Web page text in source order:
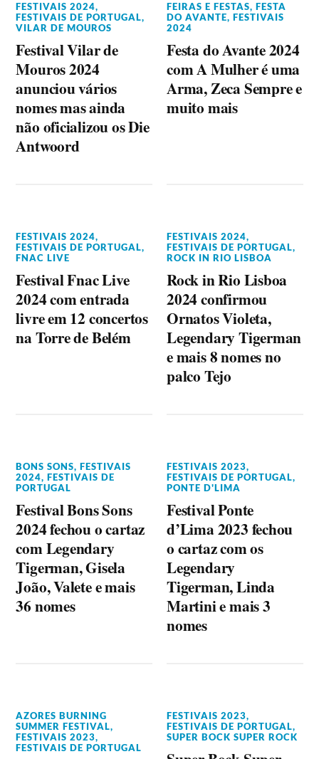
FESTIVAIS 2024,
FESTIVAIS DE PORTUGAL,
VILAR DE MOUROS
Festival Vilar de
Mouros 2024
anunciou vários
nomes mas ainda
não oficializou os Die
Antwoord
FEIRAS E FESTAS,FESTA
DO AVANTE,FESTIVAIS
2024
Festa do Avante 2024
com A Mulher é uma
Arma, Zeca Sempre e
muito mais
FESTIVAIS 2024,
FESTIVAIS DE PORTUGAL,
FNAC LIVE
Festival Fnac Live
2024 com entrada
livre em 12 concertos
na Torre de Belém
FESTIVAIS 2024,
FESTIVAIS DE PORTUGAL,
ROCK IN RIO LISBOA
Rock in Rio Lisboa
2024 confirmou
Ornatos Violeta,
Legendary Tigerman
e mais 8 nomes no
palco Tejo
BONS SONS,FESTIVAIS
2024,FESTIVAIS DE
PORTUGAL
Festival Bons Sons
2024 fechou o cartaz
com Legendary
Tigerman, Gisela
João, Valete e mais
36 nomes
FESTIVAIS 2023,
FESTIVAIS DE PORTUGAL,
PONTE D'LIMA
Festival Ponte
d’Lima 2023 fechou
o cartaz com os
Legendary
Tigerman, Linda
Martini e mais 3
nomes
AZORES BURNING
SUMMER FESTIVAL,
FESTIVAIS 2023,
FESTIVAIS DE PORTUGAL
FESTIVAIS 2023,
FESTIVAIS DE PORTUGAL,
SUPER BOCK SUPER ROCK